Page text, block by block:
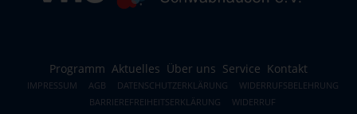
Programm Aktuelles Über uns Service Kontakt
IMPRESSUM AGB DATENSCHUTZERKLÄRUNG
WIDERRUFSBELEHRUNG
BARRIEREFREIHEITSERKLÄRUNG
WIDERRUF